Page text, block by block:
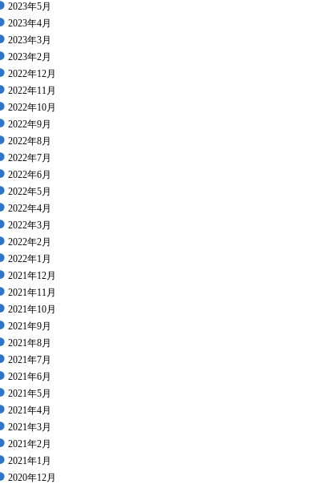
2023年5月
2023年4月
2023年3月
2023年2月
2022年12月
2022年11月
2022年10月
2022年9月
2022年8月
2022年7月
2022年6月
2022年5月
2022年4月
2022年3月
2022年2月
2022年1月
2021年12月
2021年11月
2021年10月
2021年9月
2021年8月
2021年7月
2021年6月
2021年5月
2021年4月
2021年3月
2021年2月
2021年1月
2020年12月